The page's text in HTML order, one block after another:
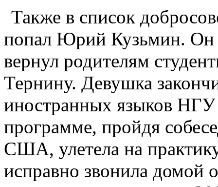
Также в список
попал Юрий Кузьмин. Он
вернул родителям
Тернину. Девушка
иностранных языков НГУ
программе, пройдя
США, улетела на
исправно звонила домой